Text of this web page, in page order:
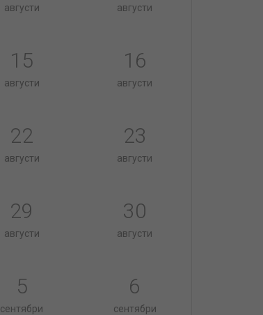
августи августи
15
августи
16
августи
22
августи
23
августи
29
августи
30
августи
5
сентябри
6
сентябри